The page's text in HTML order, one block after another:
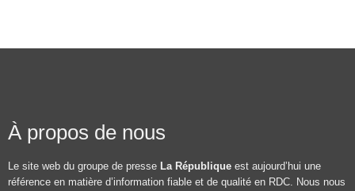
À propos de nous
Le site web du groupe de presse La République est aujourd’hui une
référence en matière d’information fiable et de qualité en RDC. Nous nous